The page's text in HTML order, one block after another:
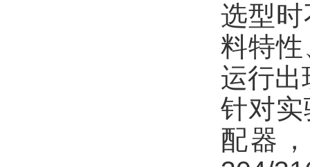
选型
料特
运行出
针对
配器